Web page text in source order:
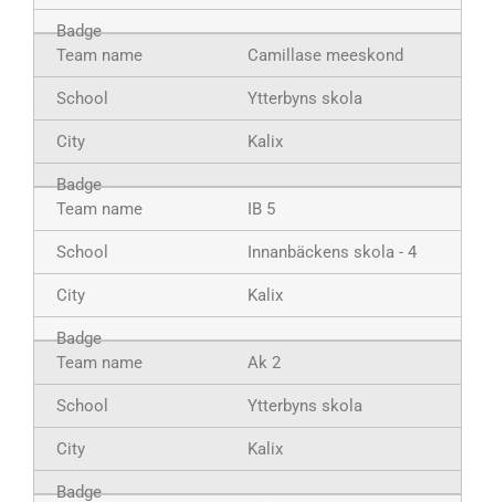
Camillase meeskond
Ytterbyns skola
Kalix
IB 5
Innanbäckens skola - 4
Kalix
Ak 2
Ytterbyns skola
Kalix